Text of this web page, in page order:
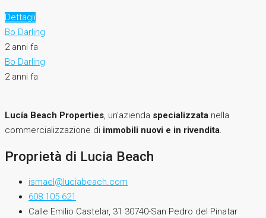
Dettagli
Bo Darling
2 anni fa
Bo Darling
2 anni fa
Lucía Beach Properties, un’azienda specializzata nella
commercializzazione di immobili nuovi e in rivendita.
Proprietà di Lucia Beach
ismael@luciabeach.com
608 105 621
Calle Emilio Castelar, 31 30740-San Pedro del Pinatar